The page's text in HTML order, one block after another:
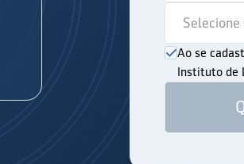
Ao se
Instituto de